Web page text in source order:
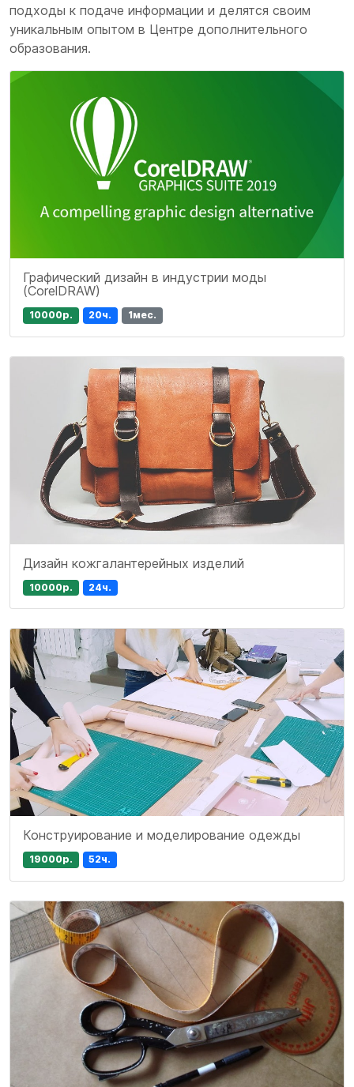
подходы к подаче информации и делятся своим
уникальным опытом в Центре дополнительного
образования.
Графический дизайн в индустрии моды
(CorelDRAW)
10000р. 20ч. 1мес.
Дизайн кожгалантерейных изделий
10000р. 24ч.
Конструирование и моделирование одежды
19000р. 52ч.